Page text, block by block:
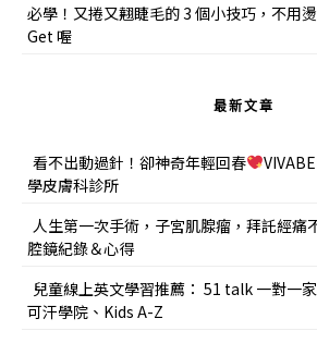
必學！又捲又翹睫毛的 3 個小技巧，不用
Get 喔
最新文章
看不出動過針！卻神奇年輕回春
學皮膚科診所
人生第一次手術，子宮肌腺瘤，拜託經痛
腔鏡紀錄＆心得
兒童線上英文學習推薦： 51 talk 一對一
可汗學院、Kids A-Z